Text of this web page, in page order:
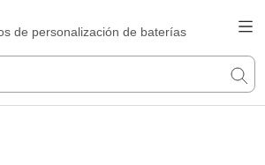
de personalización de baterías